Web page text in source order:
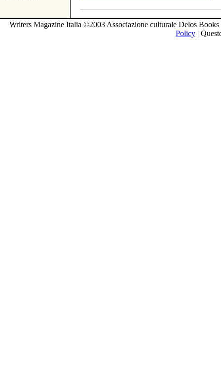
Writers Magazine Italia ©2003 Associazione culturale Delos
Policy |